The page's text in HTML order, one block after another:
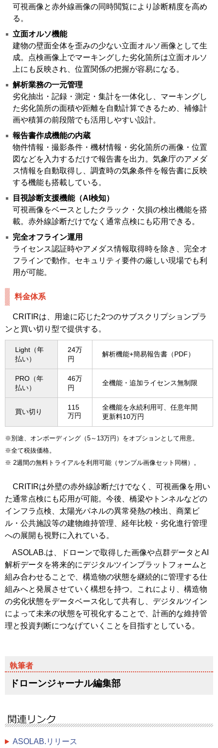
可視画像と赤外線画像の同時閲覧により診断精度を高め
る。
立面オルソ機能
建物の壁面全体を歪みの少ない立面オルソ画像として生
成。点検画像上でマーキングした劣化箇所は立面オルソ
上にも反映され、位置関係の把握が容易になる。
解析業務の一元管理
劣化抽出・記録・測定・集計を一体化し、マーキングし
た劣化箇所の面積や距離を自動計算できるため、補修計
画や積算の前段階でも活用しやすい設計。
報告書作成機能の内蔵
物件情報・撮影条件・機材情報・劣化箇所の画像・位置
図などを入力するだけで報告書を出力。気象庁のアメダ
ス情報を自動取得し、調査時の気象条件を報告書に反映
する機能も搭載している。
目視診断支援機能（AI検知）
可視画像をベースとしたクラック・欠損の検出機能を搭
載。赤外線診断だけでなく通常点検にも応用できる。
完全オフライン運用
ライセンス認証時やアメダス情報取得時を除き、完全オ
フラインで動作。セキュリティ要件の厳しい現場でも利
用が可能。
料金体系
CRITIRは、用途に応じた2つのサブスクリプションプラ
ンと買い切り型で提供する。
Light（年
払い）
24万
円
解析機能+簡易報告書（PDF）
PRO（年
払い）
46万
円
全機能・追加ライセンス無制限
買い切り
115
万円
全機能を永続利用可、任意年間
更新料10万円
※別途、オンボーディング（5～13万円）をオプションとして用意。
※全て税抜価格。
※ 2週間の無料トライアルを利用可能（サンプル画像セット同梱）。
CRITIRは外壁の赤外線診断だけでなく、可視画像を用い
た通常点検にも応用が可能。今後、橋梁やトンネルなどの
インフラ点検、太陽光パネルの異常発熱の検出、商業ビ
ル・公共施設等の建物維持管理、経年比較・劣化進行管理
への展開も視野に入れている。
ASOLAB.は、ドローンで取得した画像や点群データとAI
解析データを将来的にデジタルツインプラットフォームと
組み合わせることで、構造物の状態を継続的に管理する仕
組みへと発展させていく構想を持つ。これにより、構造物
の劣化状態をデータベース化して共有し、デジタルツイン
によって未来の状態を可視化することで、計画的な維持管
理と投資判断につなげていくことを目指すとしている。
ドローンジャーナル編集部
ASOLAB.リリース